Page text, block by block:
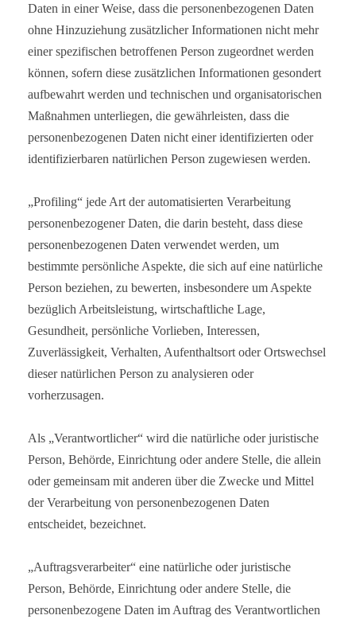
Daten in einer Weise, dass die personenbezogenen Daten
ohne Hinzuziehung zusätzlicher Informationen nicht mehr
einer spezifischen betroffenen Person zugeordnet werden
können, sofern diese zusätzlichen Informationen gesondert
aufbewahrt werden und technischen und organisatorischen
Maßnahmen unterliegen, die gewährleisten, dass die
personenbezogenen Daten nicht einer identifizierten oder
identifizierbaren natürlichen Person zugewiesen werden.
„Profiling“ jede Art der automatisierten Verarbeitung
personenbezogener Daten, die darin besteht, dass diese
personenbezogenen Daten verwendet werden, um
bestimmte persönliche Aspekte, die sich auf eine natürliche
Person beziehen, zu bewerten, insbesondere um Aspekte
bezüglich Arbeitsleistung, wirtschaftliche Lage,
Gesundheit, persönliche Vorlieben, Interessen,
Zuverlässigkeit, Verhalten, Aufenthaltsort oder Ortswechsel
dieser natürlichen Person zu analysieren oder
vorherzusagen.
Als „Verantwortlicher“ wird die natürliche oder juristische
Person, Behörde, Einrichtung oder andere Stelle, die allein
oder gemeinsam mit anderen über die Zwecke und Mittel
der Verarbeitung von personenbezogenen Daten
entscheidet, bezeichnet.
„Auftragsverarbeiter“ eine natürliche oder juristische
Person, Behörde, Einrichtung oder andere Stelle, die
personenbezogene Daten im Auftrag des Verantwortlichen